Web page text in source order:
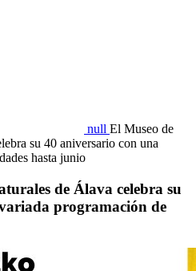
null El Museo de
su 40 aniversario con una
hasta junio
de Álava celebra su
programación de